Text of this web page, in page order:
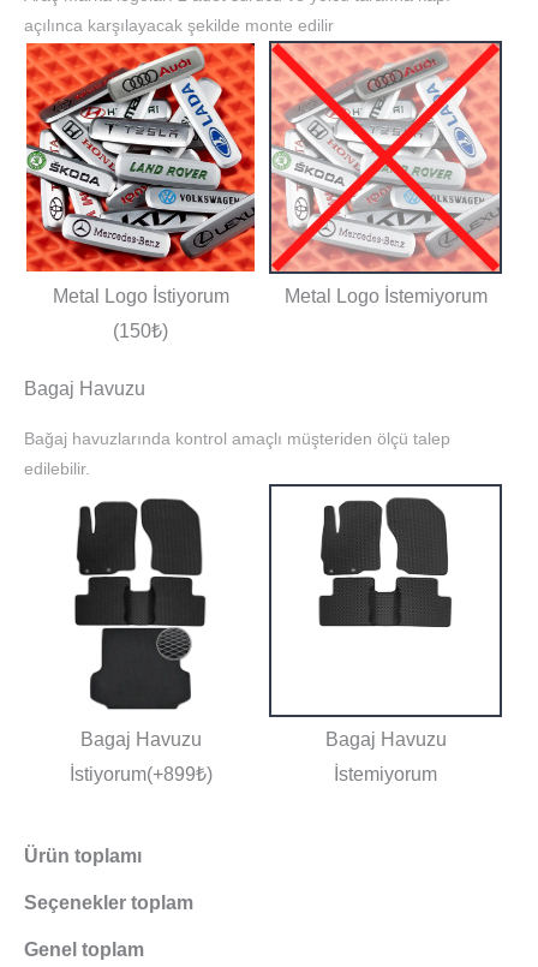
açılınca karşılayacak şekilde monte edilir
Metal Logo İstiyorum
(150₺)
Metal Logo İstemiyorum
Bagaj Havuzu
Bağaj havuzlarında kontrol amaçlı müşteriden ölçü talep
edilebilir.
Bagaj Havuzu
İstiyorum(+899₺)
Bagaj Havuzu
İstemiyorum
Ürün toplamı
Seçenekler toplam
Genel toplam